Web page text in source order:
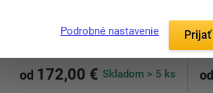
009
od 172,00 € Skladom > 5 ks od
Podrobné nastavenie